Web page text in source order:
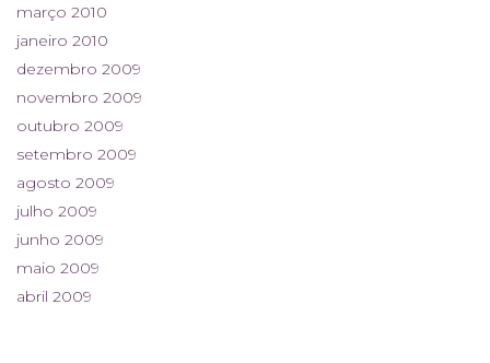
março 2010
janeiro 2010
dezembro 2009
novembro 2009
outubro 2009
setembro 2009
agosto 2009
julho 2009
junho 2009
maio 2009
abril 2009